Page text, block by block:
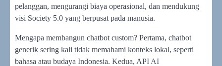
pelanggan, mengurangi biaya operasional, dan mendukung
visi Society 5.0 yang berpusat pada manusia.
Mengapa membangun chatbot custom? Pertama, chatbot
generik sering kali tidak memahami konteks lokal, seperti
bahasa atau budaya Indonesia. Kedua, API AI